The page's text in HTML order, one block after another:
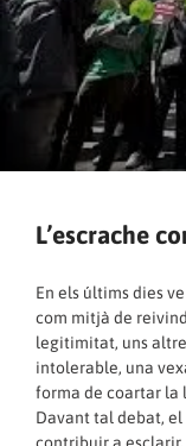
L’escrache
En els últims dies
com mitjà de
legitimitat, uns
intolerable, una
forma de coartar la
Davant tal debat, el
contribuir a